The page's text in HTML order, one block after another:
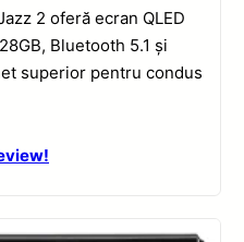
2 oferă ecran QLED
Bluetooth 5.1 și
superior pentru condus